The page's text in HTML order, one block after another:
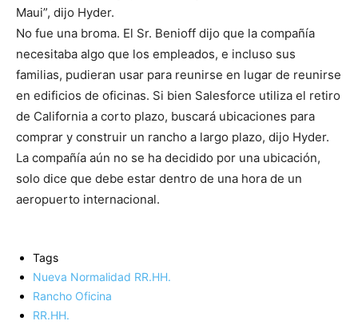
Maui”, dijo Hyder.
No fue una broma. El Sr. Benioff dijo que la compañía
necesitaba algo que los empleados, e incluso sus
familias, pudieran usar para reunirse en lugar de reunirse
en edificios de oficinas. Si bien Salesforce utiliza el retiro
de California a corto plazo, buscará ubicaciones para
comprar y construir un rancho a largo plazo, dijo Hyder.
La compañía aún no se ha decidido por una ubicación,
solo dice que debe estar dentro de una hora de un
aeropuerto internacional.
Tags
Nueva Normalidad RR.HH.
Rancho Oficina
RR.HH.